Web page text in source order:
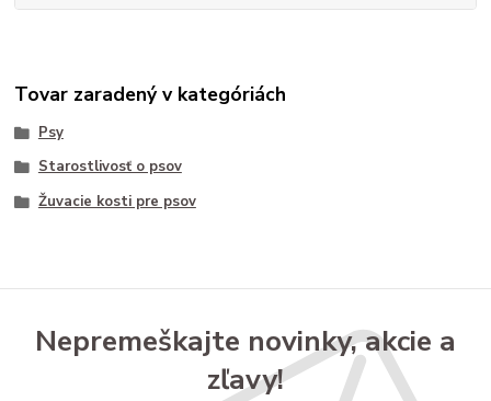
Tovar zaradený v kategóriách
Psy
Starostlivosť o psov
Žuvacie kosti pre psov
Nepremeškajte novinky, akcie a
zľavy!